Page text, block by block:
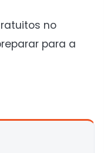
no
para a